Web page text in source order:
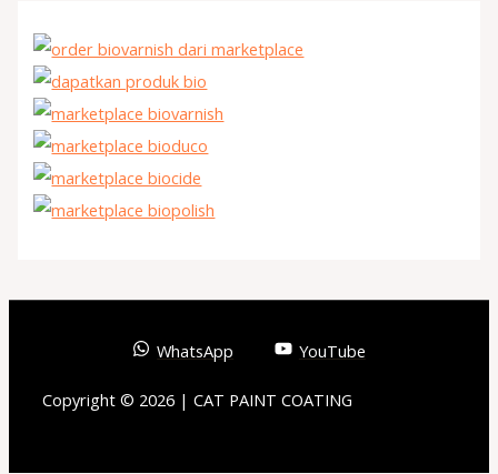
WhatsApp YouTube
Copyright © 2026 | CAT PAINT COATING